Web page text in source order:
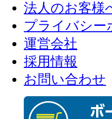
法人のお客様
プライバシー
運営会社
採用情報
お問い合わせ